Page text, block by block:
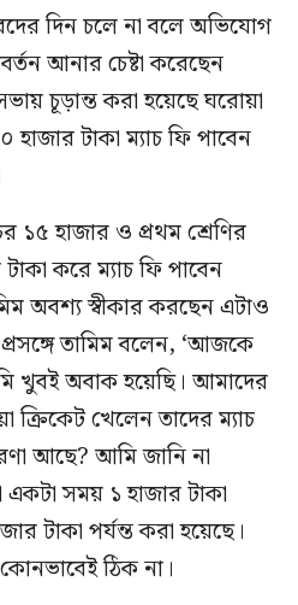
দিন চলে না বলে অভিযোগ
আনার চেষ্টা করেছেন
চূড়ান্ত করা হয়েছে ঘরোয়া
হাজার টাকা ম্যাচ ফি পাবেন
১৫ হাজার ও প্রথম শ্রেণির
করে ম্যাচ ফি পাবেন
অবশ্য স্বীকার করছেন এটাও
তামিম বলেন, ‘আজকে
খুবই অবাক হয়েছি। আমাদের
ক্রিকেট খেলেন তাদের ম্যাচ
আছে? আমি জানি না
সময় ১ হাজার টাকা
টাকা পর্যন্ত করা হয়েছে।
ঠিক না।